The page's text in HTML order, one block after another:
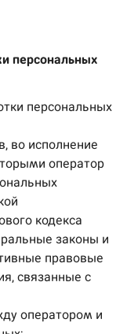
персональных
персональных
во исполнение
оператор
кодекса
законы и
правовые
связанные с
оператором и